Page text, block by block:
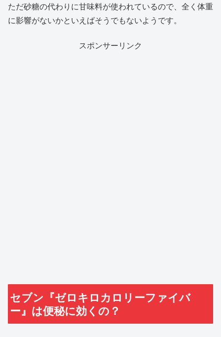
ただ砂糖の代わりに甘味料が使われているので、全く体重
に影響がないかといえばそうでもないようです。
スポンサーリンク
セブン『ゼロキロカロリーファイバ
ー』は便秘に効くの？